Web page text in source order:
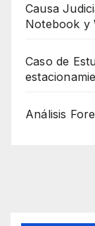
Causa
Notebook y
Caso de
Análisis